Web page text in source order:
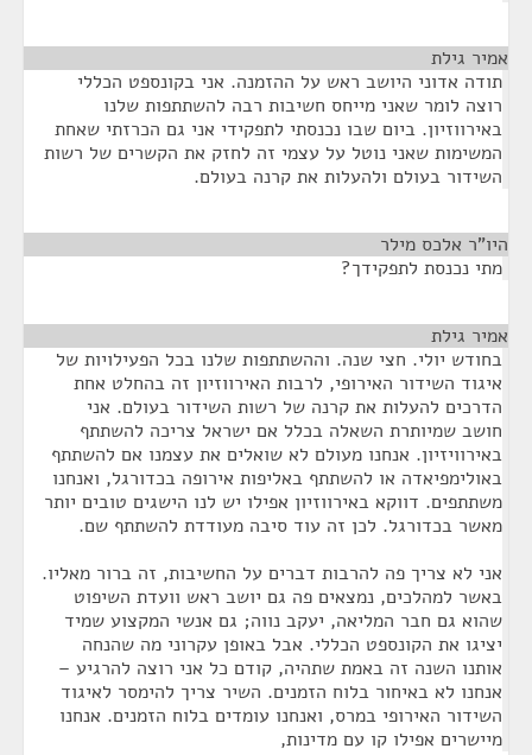
אמיר גילת
תודה אדוני היושב ראש על ההזמנה. אני בקונספט הכללי
רוצה לומר שאני מייחס חשיבות רבה להשתתפות שלנו
באירווזיון. ביום שבו נכנסתי לתפקידי אני גם הכרזתי שאחת
המשימות שאני נוטל על עצמי זה לחזק את הקשרים של רשות
השידור בעולם ולהעלות את קרנה בעולם.
היו"ר אלכס מילר
מתי נכנסת לתפקידך?
אמיר גילת
בחודש יולי. חצי שנה. וההשתתפות שלנו בכל הפעילויות של
איגוד השידור האירופי, לרבות האירווזיון זה בהחלט אחת
הדרכים להעלות את קרנה של רשות השידור בעולם. אני
חושב שמיותרת השאלה בכלל אם ישראל צריכה להשתתף
באירוויזיון. אנחנו מעולם לא שואלים את עצמנו אם להשתתף
באולימפיאדה או להשתתף באליפות אירופה בכדורגל, ואנחנו
משתתפים. דווקא באירווזיון אפילו יש לנו הישגים טובים יותר
מאשר בכדורגל. לכן זה עוד סיבה מעודדת להשתתף שם.
אני לא צריך פה להרבות דברים על החשיבות, זה ברור מאליו.
באשר למהלכים, נמצאים פה גם יושב ראש וועדת השיפוט
שהוא גם חבר המליאה, יעקב נווה; גם אנשי המקצוע שמיד
יציגו את הקונספט הכללי. אבל באופן עקרוני מה שהנחה
אותנו השנה זה באמת שתהיה, קודם כל אני רוצה להרגיע –
אנחנו לא באיחור בלוח הזמנים. השיר צריך להימסר לאיגוד
השידור האירופי במרס, ואנחנו עומדים בלוח הזמנים. אנחנו
מיישרים אפילו קו עם מדינות,